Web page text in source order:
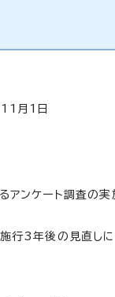
月1日
アンケート調査の
行3年後の見直し